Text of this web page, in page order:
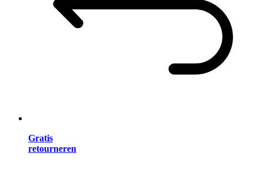
Gratis
retourneren